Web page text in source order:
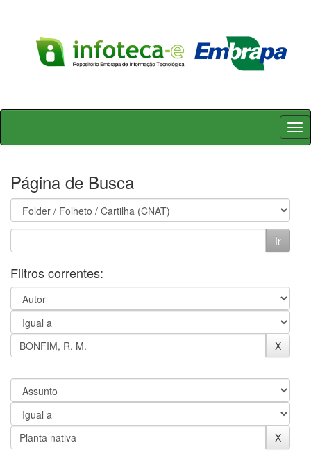
Skip
Página de Busca
Filtros correntes: